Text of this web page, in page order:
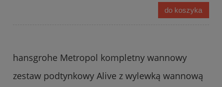
do koszyka
hansgrohe Metropol kompletny wannowy
zestaw podtynkowy Alive z wylewką wannową